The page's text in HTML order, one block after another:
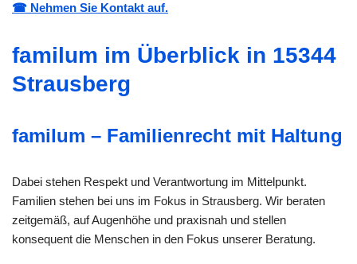
☎ Nehmen Sie Kontakt auf.
familum im Überblick in 15344
Strausberg
familum – Familienrecht mit Haltung
Dabei stehen Respekt und Verantwortung im Mittelpunkt.
Familien stehen bei uns im Fokus in Strausberg. Wir beraten
zeitgemäß, auf Augenhöhe und praxisnah und stellen
konsequent die Menschen in den Fokus unserer Beratung.